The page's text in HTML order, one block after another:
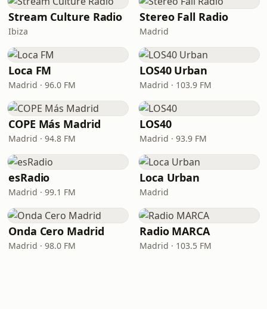
Stream Culture Radio
Ibiza
Stereo Fall Radio
Madrid
Loca FM
Madrid · 96.0 FM
LOS40 Urban
Madrid · 103.9 FM
COPE Más Madrid
Madrid · 94.8 FM
LOS40
Madrid · 93.9 FM
esRadio
Madrid · 99.1 FM
Loca Urban
Madrid
Onda Cero Madrid
Madrid · 98.0 FM
Radio MARCA
Madrid · 103.5 FM